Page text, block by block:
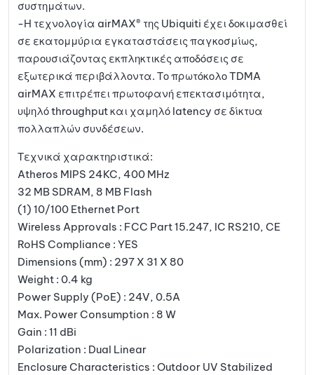
συστημάτων.
-Η τεχνολογία airMAX® της Ubiquiti έχει δοκιμασθεί
σε εκατομμύρια εγκαταστάσεις παγκοσμίως,
παρουσιάζοντας εκπληκτικές αποδόσεις σε
εξωτερικά περιβάλλοντα. Το πρωτόκολο TDMA
airMAX επιτρέπει πρωτοφανή επεκτασιμότητα,
υψηλό throughput και χαμηλό latency σε δίκτυα
πολλαπλών συνδέσεων.
Τεχνικά χαρακτηριστικά:
Atheros MIPS 24KC, 400 MHz
32 MB SDRAM, 8 MB Flash
(1) 10/100 Ethernet Port
Wireless Approvals : FCC Part 15.247, IC RS210, CE
RoHS Compliance : YES
Dimensions (mm) : 297 X 31 X 80
Weight : 0.4 kg
Power Supply (PoE) : 24V, 0.5A
Max. Power Consumption : 8 W
Gain : 11 dBi
Polarization : Dual Linear
Enclosure Characteristics : Outdoor UV Stabilized